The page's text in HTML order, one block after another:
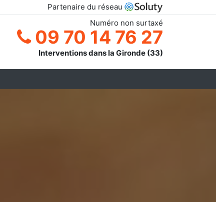
Partenaire du réseau
Numéro non surtaxé
09 70 14 76 27
Interventions dans la Gironde (33)